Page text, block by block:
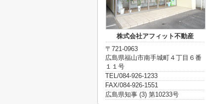
株式会社アフィット不動産
〒721-0963
広島県福山市南手城町４丁目６番
１１号
TEL/084-926-1233
FAX/084-926-1551
広島県知事 (3) 第10233号